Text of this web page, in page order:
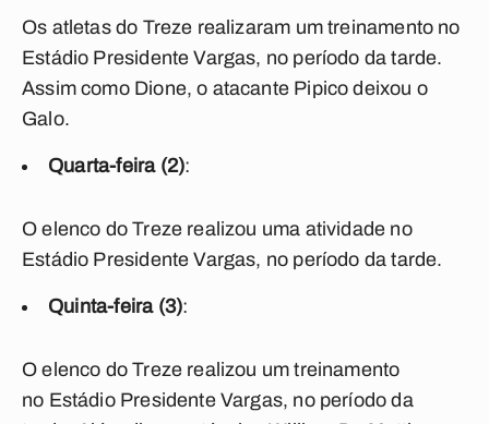
Os atletas do Treze realizaram um treinamento no
Estádio Presidente Vargas, no período da tarde.
Assim como Dione, o atacante Pipico deixou o
Galo.
Quarta-feira (2):
O elenco do Treze realizou uma atividade no
Estádio Presidente Vargas, no período da tarde.
Quinta-feira (3):
O elenco do Treze realizou um treinamento
no Estádio Presidente Vargas, no período da